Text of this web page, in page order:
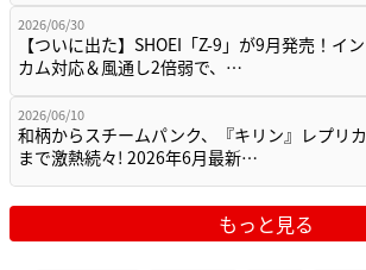
2026/06/30
【ついに出た】SHOEI「Z-9」が9月発売！イン
カム対応＆風通し2倍弱で、…
2026/06/10
和柄からスチームパンク、『キリン』レプリカ
まで激熱続々! 2026年6月最新…
もっと見る